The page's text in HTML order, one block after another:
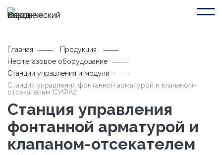
Главная
Продукция
Нефтегазовое оборудование
Станции управления и модули
Станция управления фонтанной арматурой и клапаном-
отсекателем СУФА2
Станция управления
фонтанной арматурой и
клапаном-отсекателем